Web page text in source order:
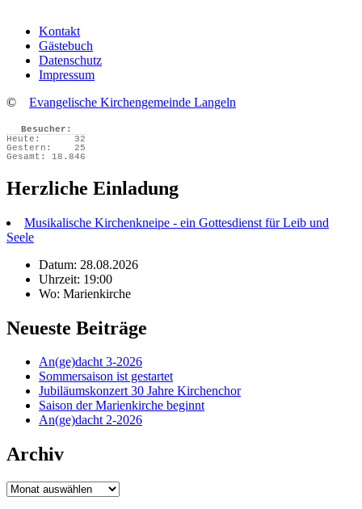
Kontakt
Gästebuch
Datenschutz
Impressum
© Evangelische Kirchengemeinde Langeln
Besucher:
Heute:
32
Gestern:
25
Gesamt:
18.846
Herzliche Einladung
Musikalische Kirchenkneipe - ein Gottesdienst für Leib und
Seele
Datum: 28.08.2026
Uhrzeit: 19:00
Wo: Marienkirche
Neueste Beiträge
An(ge)dacht 3-2026
Sommersaison ist gestartet
Jubiläumskonzert 30 Jahre Kirchenchor
Saison der Marienkirche beginnt
An(ge)dacht 2-2026
Archiv
Archiv